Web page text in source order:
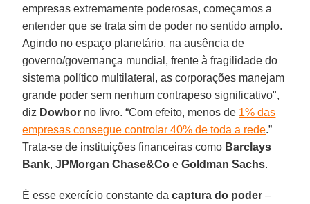
empresas extremamente poderosas, começamos a
entender que se trata sim de poder no sentido amplo.
Agindo no espaço planetário, na ausência de
governo/governança mundial, frente à fragilidade do
sistema político multilateral, as corporações manejam
grande poder sem nenhum contrapeso significativo",
diz Dowbor no livro. “Com efeito, menos de 1% das
empresas consegue controlar 40% de toda a rede.”
Trata-se de instituições financeiras como Barclays
Bank, JPMorgan Chase&Co eGoldman Sachs.
É esse exercício constante dacaptura do poder –